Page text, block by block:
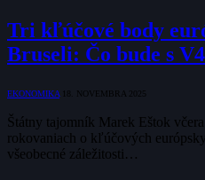
Tri kľúčové body
Bruseli: Čo bude s
EKONOMIKA 18. NOVEMBRA 2025
Štátny tajomník Marek Eštok
rokovaniach o kľúčových
všeobecné záležitosti…